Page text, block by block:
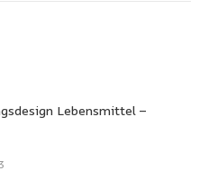
Lebensmittel –